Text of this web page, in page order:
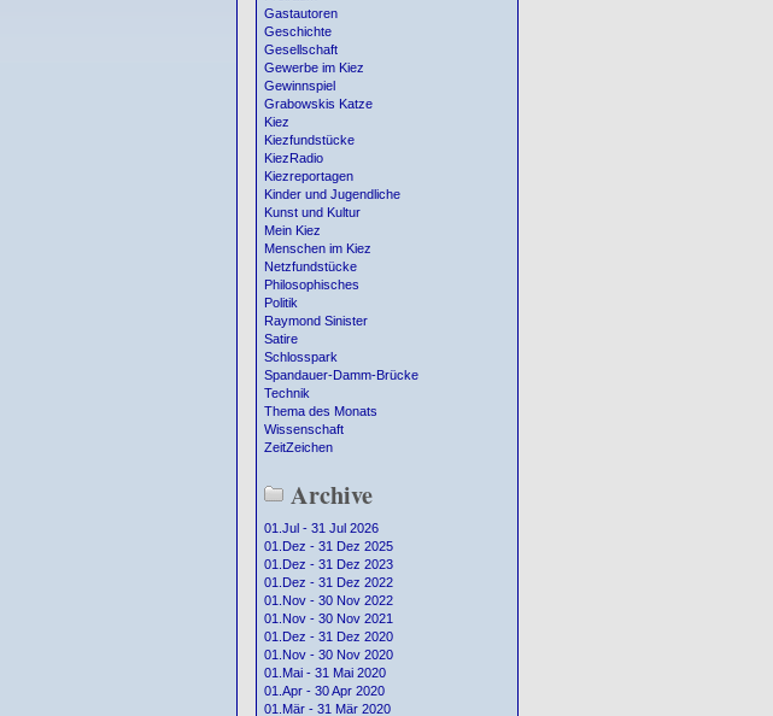
Gastautoren
Geschichte
Gesellschaft
Gewerbe im Kiez
Gewinnspiel
Grabowskis Katze
Kiez
Kiezfundstücke
KiezRadio
Kiezreportagen
Kinder und Jugendliche
Kunst und Kultur
Mein Kiez
Menschen im Kiez
Netzfundstücke
Philosophisches
Politik
Raymond Sinister
Satire
Schlosspark
Spandauer-Damm-Brücke
Technik
Thema des Monats
Wissenschaft
ZeitZeichen
Archive
01.Jul - 31 Jul 2026
01.Dez - 31 Dez 2025
01.Dez - 31 Dez 2023
01.Dez - 31 Dez 2022
01.Nov - 30 Nov 2022
01.Nov - 30 Nov 2021
01.Dez - 31 Dez 2020
01.Nov - 30 Nov 2020
01.Mai - 31 Mai 2020
01.Apr - 30 Apr 2020
01.Mär - 31 Mär 2020